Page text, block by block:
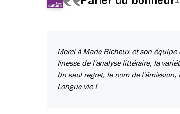
Merci à Marie Richeux et son
finesse de l'analyse littéraire, la
Un seul regret, le nom de
Longue vie !